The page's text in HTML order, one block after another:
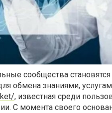
сообщества
обмена знаниями,
, известная среди
С момента своего